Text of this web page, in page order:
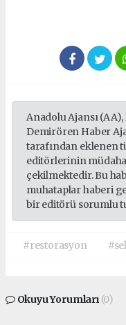
Anadolu Ajansı
Demirören Haber
tarafından eklenen
editörlerinin
çekilmektedir. Bu
muhataplar haberi
bir editörü sorumlu
#restorasyon
Okuyu Yorumları (0)